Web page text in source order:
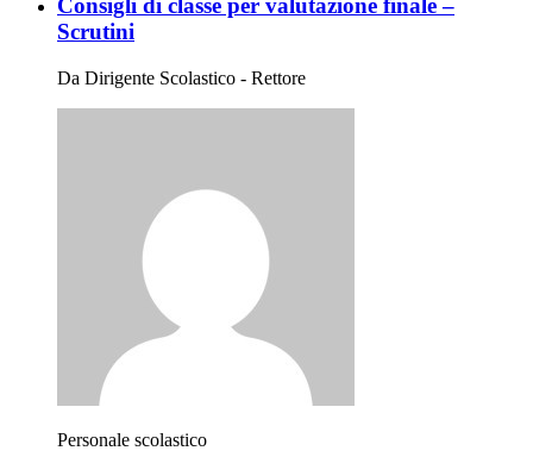
Consigli di classe per valutazione finale –
Scrutini
Da Dirigente Scolastico - Rettore
Personale scolastico